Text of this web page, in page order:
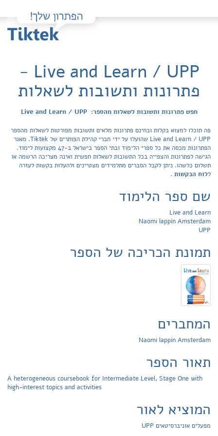
Live and Learn / UPP -
פתרונות ותשובות לשאלות
חפש פתרונות ותשובות לשאלות מהספר: Live and Learn / UPP
פה תוכלו למצוא בקלות ובחינם פתרונות מלאים ותשובות מפורטות לשאלות מהספר
Live and Learn / UPP שהועלו על ידי חברי קהילת הפותרים של Tiktek. מאגר
הפתרונות מכסה את כל ספרי הלימוד ובתי הספר בישראל ב-47 מקצועות לימוד.
הגישה לפתרונות והצפייה בכל התשובות לשאלות חפשית ואינה מצריכה הרשמה או
תשלום כלשהו. ניתן לקבל הסברים מתלמידים מצטיינים ולהעלות בקשות לעזרה
ללוח הבקשות .
שם ספר הלימוד
Live and Learn
Naomi lappin Amsterdam
UPP
תמונת הכריכה של הספר
המחברים
Naomi lappin Amsterdam
תאור הספר
A heterogeneous coursebook for Intermediate Level, Stage One with
high-interest topics and activities
המוציא לאור
מפעלים אוניברסיטאים UPP